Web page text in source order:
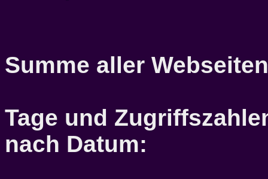
Summe aller
Tage und
nach Datum: